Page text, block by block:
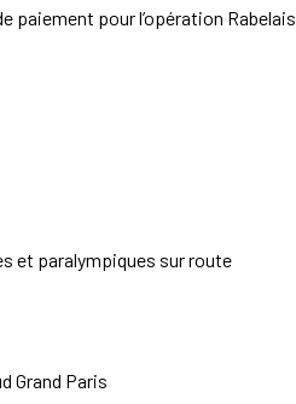
paiement pour l’opération Rabelais
et paralympiques sur route
Grand Paris